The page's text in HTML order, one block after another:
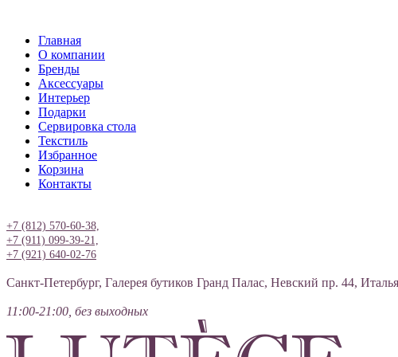
Главная
О компании
Бренды
Аксессуары
Интерьер
Подарки
Сервировка стола
Текстиль
Избранное
Корзина
Контакты
+7 (812) 570-60-38,
+7 (911) 099-39-21,
+7 (921) 640-02-76
Санкт-Петербург, Галерея бутиков Гранд Палас, Невский пр. 44,
11:00-21:00, без выходных